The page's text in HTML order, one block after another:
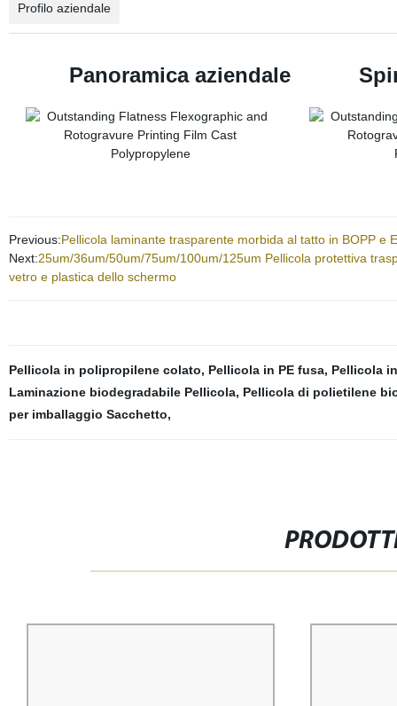
Profilo aziendale
Panoramica aziendale
Previous:Pellicola laminante trasparente morbida al tatto in BOPP e
Next:25um/36um/50um/75um/100um/125um Pellicola protettiva
vetro e plastica dello schermo
Pellicola in polipropilene colato, Pellicola in PE fusa, Pellicola
Laminazione biodegradabile Pellicola, Pellicola di polietilene
per imballaggio Sacchetto,